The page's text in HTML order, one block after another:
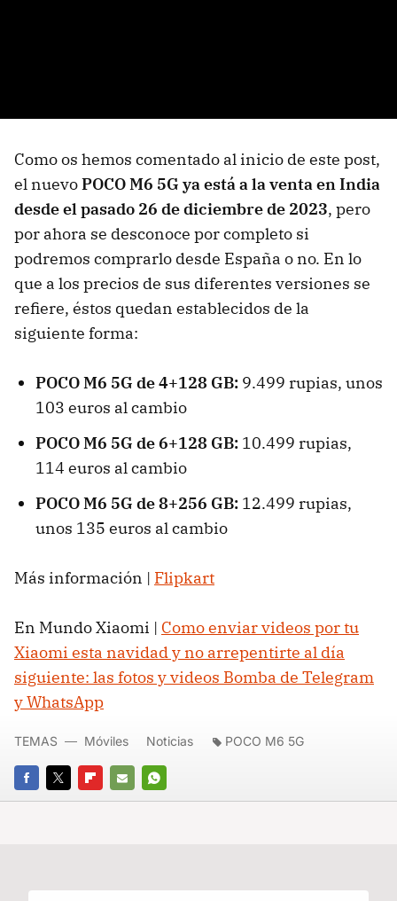
Como os hemos comentado al inicio de este post,
el nuevoPOCO M6 5G ya está a la venta en India
desde el pasado 26 de diciembre de 2023, pero
por ahora se desconoce por completo si
podremos comprarlo desde España o no. En lo
que a los precios de sus diferentes versiones se
refiere, éstos quedan establecidos de la
siguiente forma:
POCO M6 5G de 4+128 GB: 9.499 rupias, unos
103 euros al cambio
POCO M6 5G de 6+128 GB: 10.499 rupias,
114 euros al cambio
POCO M6 5G de 8+256 GB: 12.499 rupias,
unos 135 euros al cambio
Más información | Flipkart
En Mundo Xiaomi | Como enviar videos por tu
Xiaomi esta navidad y no arrepentirte al día
siguiente: las fotos y videos Bomba de Telegram
y WhatsApp
FACEBOOK
TWITTERFLIPBOARD
E-
WHATSAPP
TEMAS Móviles Noticias POCO M6 5G